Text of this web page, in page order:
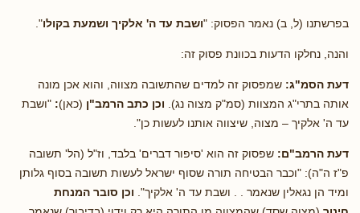
בפרשתנו (ל, ב) נאמר הפסוק: "ושבת עד ה' אלקיך ושמעת בקולו".
והנה, נחלקו הדעות בכוונת פסוק זה:
דעת הסמ"ג: שמפסוק זה למדים שהתשובה מצווה, והוא אכן מונה
אותה בתרי"ג המצוות (סמ"ק מצוה נג). וכן כתב הרמב"ן (כאן): "ושבת
עד ה' אלקיך – מצוה, שיצווה אותנו לעשות כן".
דעת הרמב"ם: שפסוק זה הוא 'סיפור דברים' בלבד, וז"ל (הל' תשובה
פ"ז ה"ה): "וכבר הבטיחה תורה שסוף ישראל לעשות תשובה בסוף גלותן
ומיד הן נגאלין שנאמר . . ושבת עד ה' אלקיך". וכן סובר המנחת